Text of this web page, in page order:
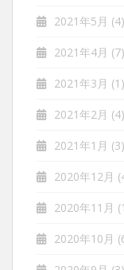
2021年5月 (4)
2021年4月 (7)
2021年3月 (1)
2021年2月 (4)
2021年1月 (3)
2020年12月
2020年11月
2020年10月